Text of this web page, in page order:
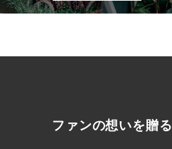
ファンの想いを贈る